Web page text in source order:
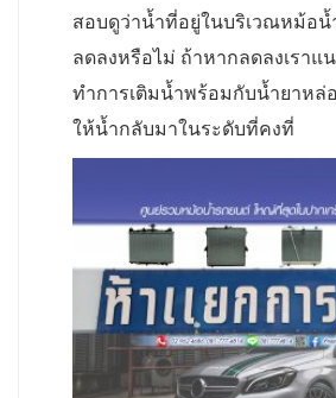
สอบดูว่าน้ำที่อยู่ในบริเวณหม้อ
ลดลงหรือไม่ ถ้าหากลดลงเรา
ทำการเติมน้ำพร้อมกับน้ำยาหล่อ
ให้น้ำกลับมาในระดับที่คงที่